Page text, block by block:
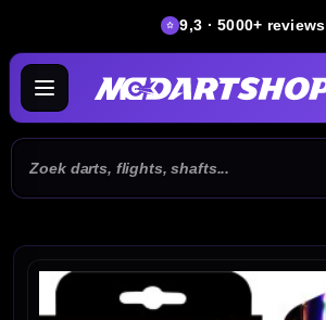
9,3 · 5000+ reviews